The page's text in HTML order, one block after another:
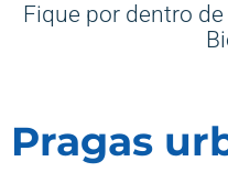
Fique por dentro
Pragas